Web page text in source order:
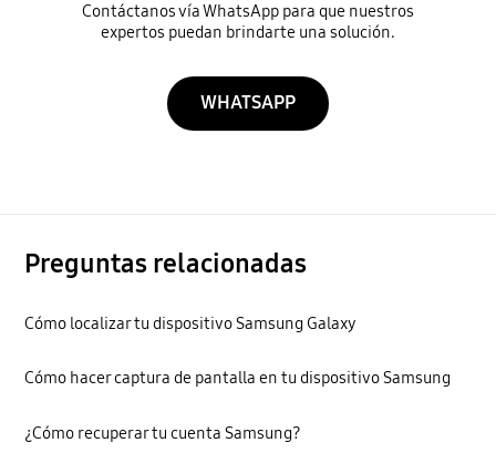
Contáctanos vía WhatsApp para que nuestros
expertos puedan brindarte una solución.
WHATSAPP
Preguntas relacionadas
Cómo localizar tu dispositivo Samsung Galaxy
Cómo hacer captura de pantalla en tu dispositivo Samsung
¿Cómo recuperar tu cuenta Samsung?